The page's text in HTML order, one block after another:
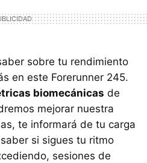
sobre tu rendimiento
en este Forerunner 245.
biomecánicas de
mejorar nuestra
te informará de tu carga
si sigues tu ritmo
sesiones de